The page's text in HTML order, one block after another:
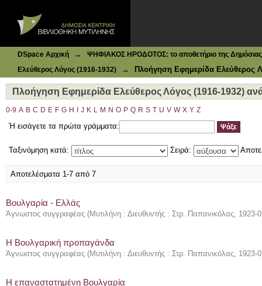
DSpace Αρχική →
ΨΗΦΙΑΚΟΣ ΗΡΟΔΟΤΟΣ: το αποθετήριο της Δημόσιας
Ελεύθερος Λόγος (1916-1932)
→ Πλοήγηση Εφημερίδα Ελεύθερος
Πλοήγηση Εφημερίδα Ελεύθερος Λόγος (1916-1932)
0-9 A B C D E F G H J K L M N O P Q R S T U V W X Y Z
Ή εισάγετε τα πρώτα γράμματα:
Ταξινόμηση κατά: Σειρά:
Αποτελέσματα 1-7 από 7
Βουλγαρία - Ελλάς
Άγνωστος συγγραφέας (Μυτιλήνη : Διευθυντής : Στρ. Παπανικόλας, 1923-
Η Βουλγαρική προπαγάνδα
Άγνωστος συγγραφέας (Μυτιλήνη : Διευθυντής : Στρ. Παπανικόλας, 1923-
Η επαναστατημένη Βουλγαρία